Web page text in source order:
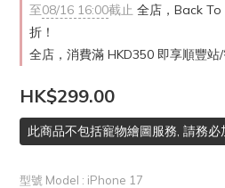
至08/16 16:00截止 全店，Back
折！
全店，消費滿 HKD350 即享順豐站/
HK$299.00
此商品不包括寵物繪圖服務, 請務必
型號 Model : iPhone 17